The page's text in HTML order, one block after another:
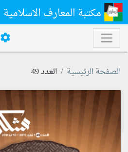
مكتبة المعارف الاسلامية
settings
الصفحة الرئيسية العدد 49